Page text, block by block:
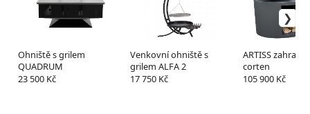
Ohniště s grilem
QUADRUM
23 500 Kč
Venkovní ohniště s
grilem ALFA 2
17 750 Kč
ARTISS
corten
105 900 Kč